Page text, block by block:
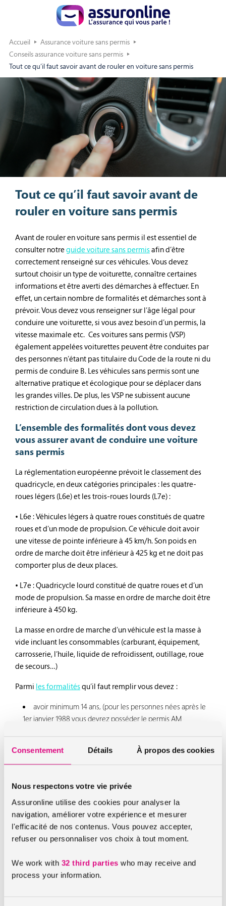
Consentement Détails À propos des cookies
Nous respectons votre vie privée
Assuronline utilise des cookies pour analyser la
navigation, améliorer votre expérience et mesurer
l'efficacité de nos contenus. Vous pouvez accepter,
refuser ou personnaliser vos choix à tout moment.
We work with 32 third parties who may receive and
process your information.
Accueil
Assurance voiture sans permis
Conseils assurance voiture sans permis
Tout ce qu’il faut savoir avant de rouler en voiture sans permis
Tout ce qu’il faut savoir avant de
rouler en voiture sans permis
Avant de rouler en voiture sans permis il est essentiel de
consulter notreguide voiture sans permisafin d’être
correctement renseigné sur ces véhicules. Vous devez
surtout choisir un type de voiturette, connaître certaines
informations et être averti des démarches à effectuer. En
effet, un certain nombre de formalités et démarches sont à
prévoir. Vous devez vous renseigner sur l’âge légal pour
conduire une voiturette, si vous avez besoin d’un permis, la
vitesse maximale etc. Ces voitures sans permis (VSP)
également appelées voiturettes peuvent être conduites par
des personnes n’étant pas titulaire du Code de la route ni du
permis de conduire B. Les véhicules sans permis sont une
alternative pratique et écologique pour se déplacer dans
les grandes villes. De plus, les VSP ne subissent aucune
restriction de circulation dues à la pollution.
L’ensemble des formalités dont vous devez
vous assurer avant de conduire une voiture
sans permis
La réglementation européenne prévoit le classement des
quadricycle, en deux catégories principales : les quatre-
roues légers (L6e) et les trois-roues lourds (L7e) :
• L6e : Véhicules légers à quatre roues constitués de quatre
roues et d’un mode de propulsion. Ce véhicule doit avoir
une vitesse de pointe inférieure à 45 km/h. Son poids en
ordre de marche doit être inférieur à 425 kg et ne doit pas
comporter plus de deux places.
• L7e : Quadricycle lourd constitué de quatre roues et d’un
mode de propulsion. Sa masse en ordre de marche doit être
inférieure à 450 kg.
La masse en ordre de marche d’un véhicule est la masse à
vide incluant les consommables (carburant, équipement,
carrosserie, l’huile, liquide de refroidissent, outillage, roue
de secours…)
Parmi les formalitésqu’il faut remplir vous devez :
avoir minimum 14 ans, (pour les personnes nées après le
1er janvier 1988 vous devrez posséder le permis AM
délivré par un état de l’Union Européenne ou de l’Espace
Economique Européen). Le permis AM est une formation de
8 heures comportant une partie théorique ainsi qu’une partie
désormais une validité de 15 ans.
Posséder le permis AM (anciennement BSR)
Ne pas s’être fait retiré son permis de conduire B ou être
interdit de conduite par un juge.
Enfin, ces VSP ne peuvent pas circuler à plus de 50 km/h. Ils
peuvent rouler uniquement en zone urbaine et ne pas
contenir plus de 2 passagers.